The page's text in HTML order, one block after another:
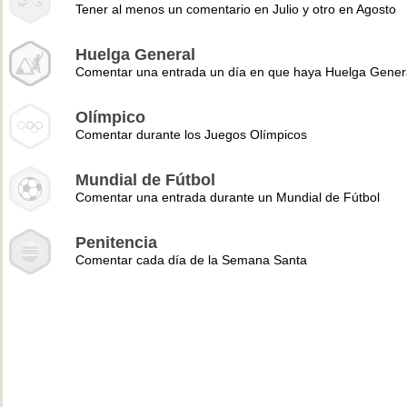
Tener al menos un comentario en Julio y otro en Agosto
Huelga General
Comentar una entrada un día en que haya Huelga
Olímpico
Comentar durante los Juegos Olímpicos
Mundial de Fútbol
Comentar una entrada durante un Mundial de Fútbol
Penitencia
Comentar cada día de la Semana Santa